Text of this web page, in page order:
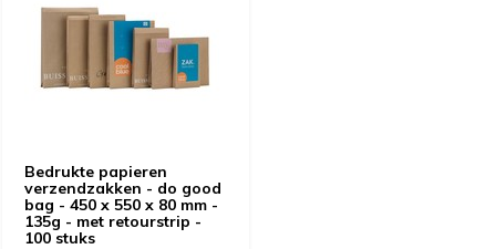
Bedrukte papieren
verzendzakken - do good
bag - 450 x 550 x 80 mm -
135g - met retourstrip -
100 stuks